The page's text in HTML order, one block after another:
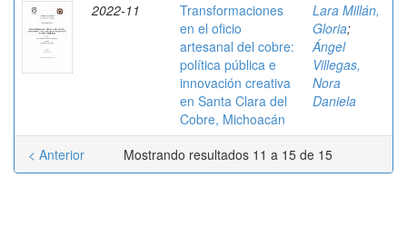
2022-11
Transformaciones
en el oficio
artesanal del cobre:
política pública e
innovación creativa
en Santa Clara del
Cobre, Michoacán
Lara Millán,
Gloria;
Ángel
Villegas,
Nora
Daniela
Mostrando resultados 11 a 15 de 15
< Anterior